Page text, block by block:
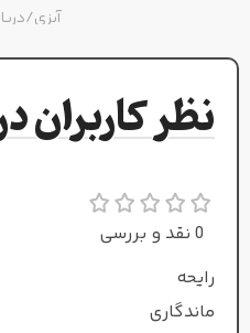
آبزی/
بادینظر کاربران
0 نقد و بررسی
رایحه
ماندگاری